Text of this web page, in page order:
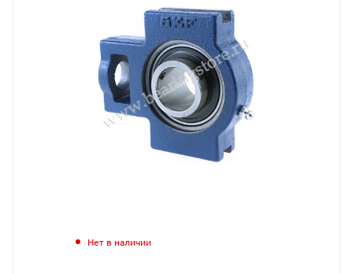
подшипниковый
узел
SKF
взят
ссылке
Нет в наличии